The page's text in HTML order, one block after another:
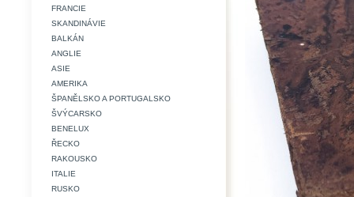
FRANCIE
SKANDINÁVIE
BALKÁN
ANGLIE
ASIE
AMERIKA
ŠPANĚLSKO A PORTUGALSKO
ŠVÝCARSKO
BENELUX
ŘECKO
RAKOUSKO
ITALIE
RUSKO